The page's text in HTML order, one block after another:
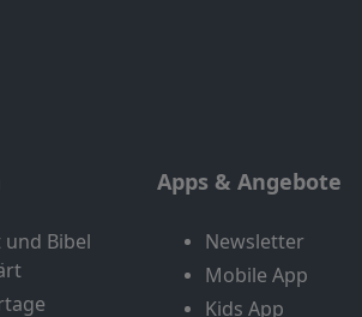
und Bibel
Apps & Angebote
Newsletter
Mobile App
Kids App